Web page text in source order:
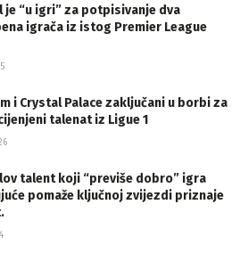
je “u igri” za potpisivanje dva
igrača iz istog Premier League
i Crystal Palace zaključani u borbi za
talenat iz Ligue 1
talent koji “previše dobro” igra
pomaže ključnoj zvijezdi priznaje